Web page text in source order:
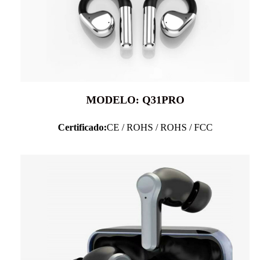
MODELO: Q31PRO
Certificado:CE / ROHS / ROHS / FCC